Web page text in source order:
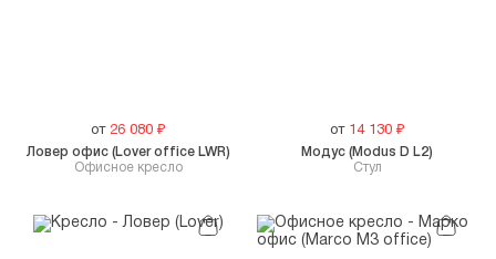
от 26 080 ₽
Офисное кресло
Ловер офис (Lover office LWR)
от 14 130₽
Стул
Модус (Modus D L2)